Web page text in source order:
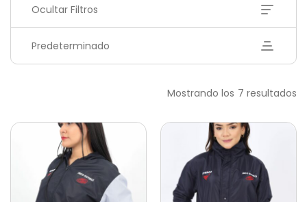
Ocultar Filtros
Predeterminado
Mostrando los 7 resultados